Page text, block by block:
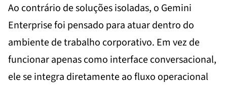
Ao contrário de soluções isoladas, o Gemini
Enterprise foi pensado para atuar dentro do
ambiente de trabalho corporativo. Em vez de
funcionar apenas como interface conversacional,
ele se integra diretamente ao fluxo operacional